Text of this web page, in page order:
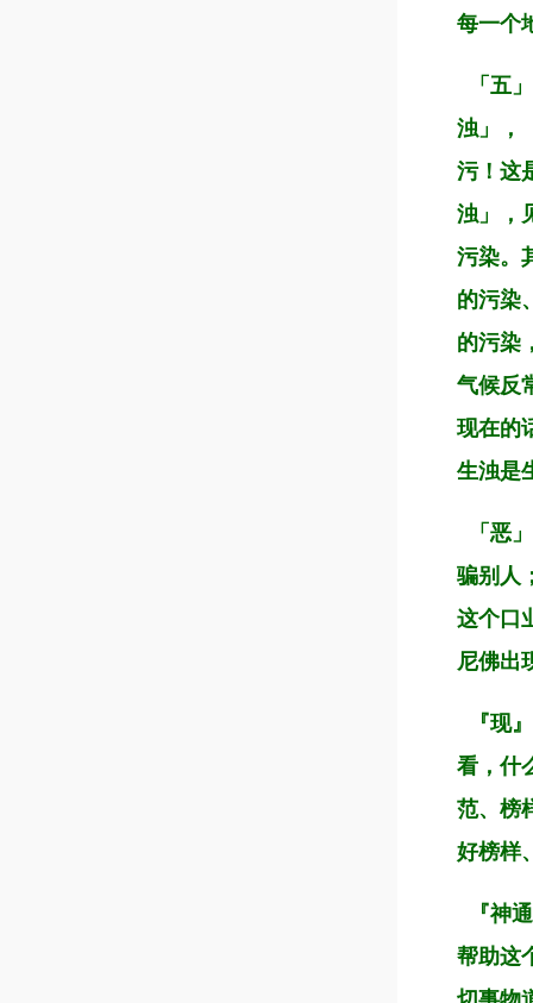
每一个
「五
浊」，
污！这
浊」，
污染。
的污染
的污染
气候反
现在的
生浊是
「恶
骗别人
这个口
尼佛出
『现
看，什
范、榜
好榜样
『神
帮助这